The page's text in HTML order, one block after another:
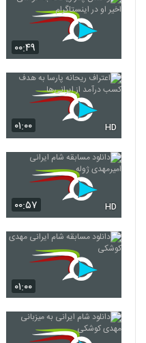
۰۰:۴۹
۰۱:۰۰ HD
۰۰:۵۷ HD
۰۱:۰۰